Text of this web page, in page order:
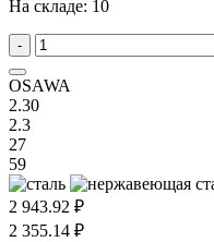
На складе: 10
-
OSAWA
2.30
2.3
27
59
2 943.92 ₽
2 355.14 ₽